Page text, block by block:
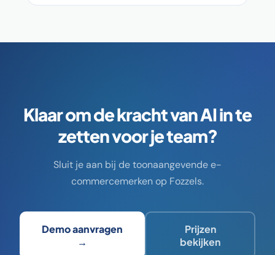
Klaar om de kracht van AI in te
zetten voor je team?
Sluit je aan bij de toonaangevende e-
commercemerken op Fozzels.
Demo aanvragen
→
Prijzen
bekijken